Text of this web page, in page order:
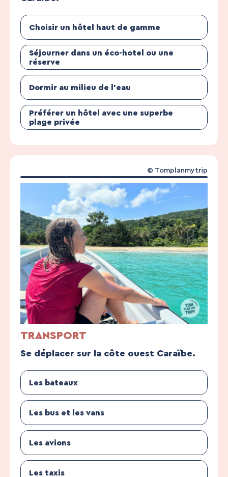
Choisir un hôtel haut de gamme
Séjourner dans un éco-hotel ou une
réserve
Dormir au milieu de l’eau
Préférer un hôtel avec une superbe
plage privée
TRANSPORT
Se déplacer sur la côte ouest Caraïbe.
Les bateaux
Les bus et les vans
Les avions
Les taxis
© Tomplanmytrip